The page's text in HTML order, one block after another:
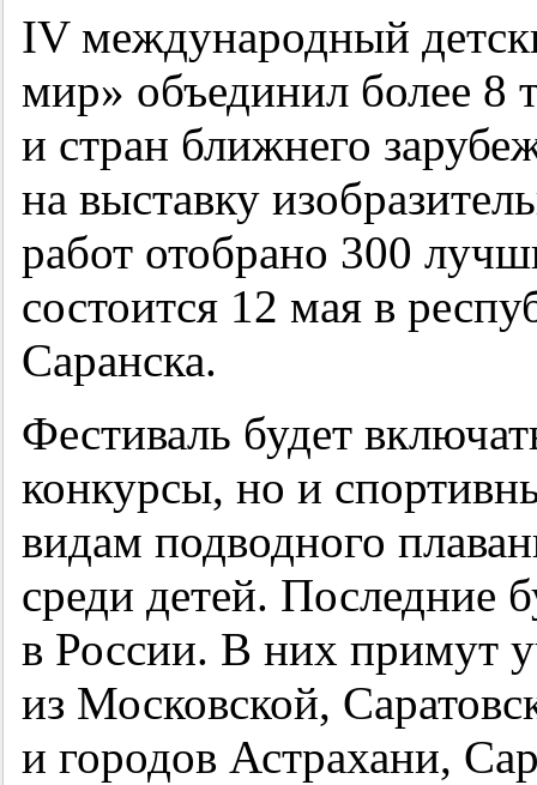
IV международный
мир» объединил более 8
и стран ближнего
на выставку
работ отобрано 300
состоится 12 мая в
Саранска.
Фестиваль будет
конкурсы, но и
видам подводного
среди детей. Последние
в России. В них примут
из Московской,
и городов Астрахани,